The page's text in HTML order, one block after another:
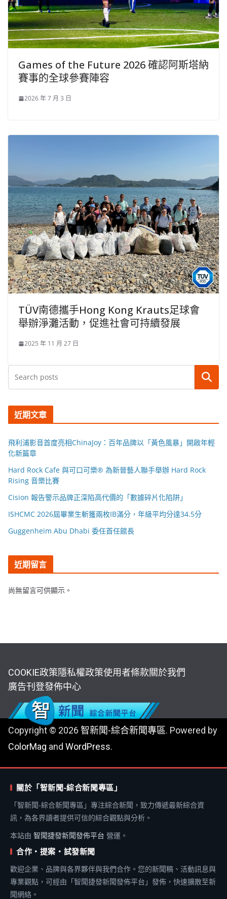
Games of the Future 2026 確認阿斯塔納
賽事的全球參賽陣容
2026 年 7 月 3 日
TÜV南德攜手Hong Kong Krauts足球會
舉辦淨灘活動，促進社會可持續發展
2025 年 11 月 27 日
搜尋
近期文章
飛利浦影音首度亮相ChinaJoy：百年品牌以「黃色風暴」開啟年輕
化新篇章
Hard Rock Cafe 與可口可樂® 為新晉藝人聯手舉辦 Hard Rock
Rising 音樂比賽
Cision 報告警示品牌正深陷高代價的「數據碎片化陷阱」
ISHCMC 2026屆畢業生斬獲兩枚IB滿分，年級平均分達34.5分
Guggenheim Abu Dhabi 委任首任館長
近期留言
尚無留言可供顯示。
COOKIE政策隱私權政策使用者條款關於我們
廣告刊登發佈中心
Copyright © 2026 智新聞-綜合新聞專區. Powered by
ColorMag and WordPress.
關於「智新聞-綜合新聞專區」
「智新聞-綜合新聞專區」專注綜合新聞，致力傳遞最新綜合資
訊，為各界讀者提供可信的綜合觀點與分析。
本站由 智聞捷發新聞發佈平台 營運。
合作・提案・試發新聞
歡迎企業、品牌與各界夥伴與我們合作。您的新聞稿、活動訊息與
專業觀點，可經由「智聞捷發新聞發佈平台」發佈，快速擴散至新
聞網絡。